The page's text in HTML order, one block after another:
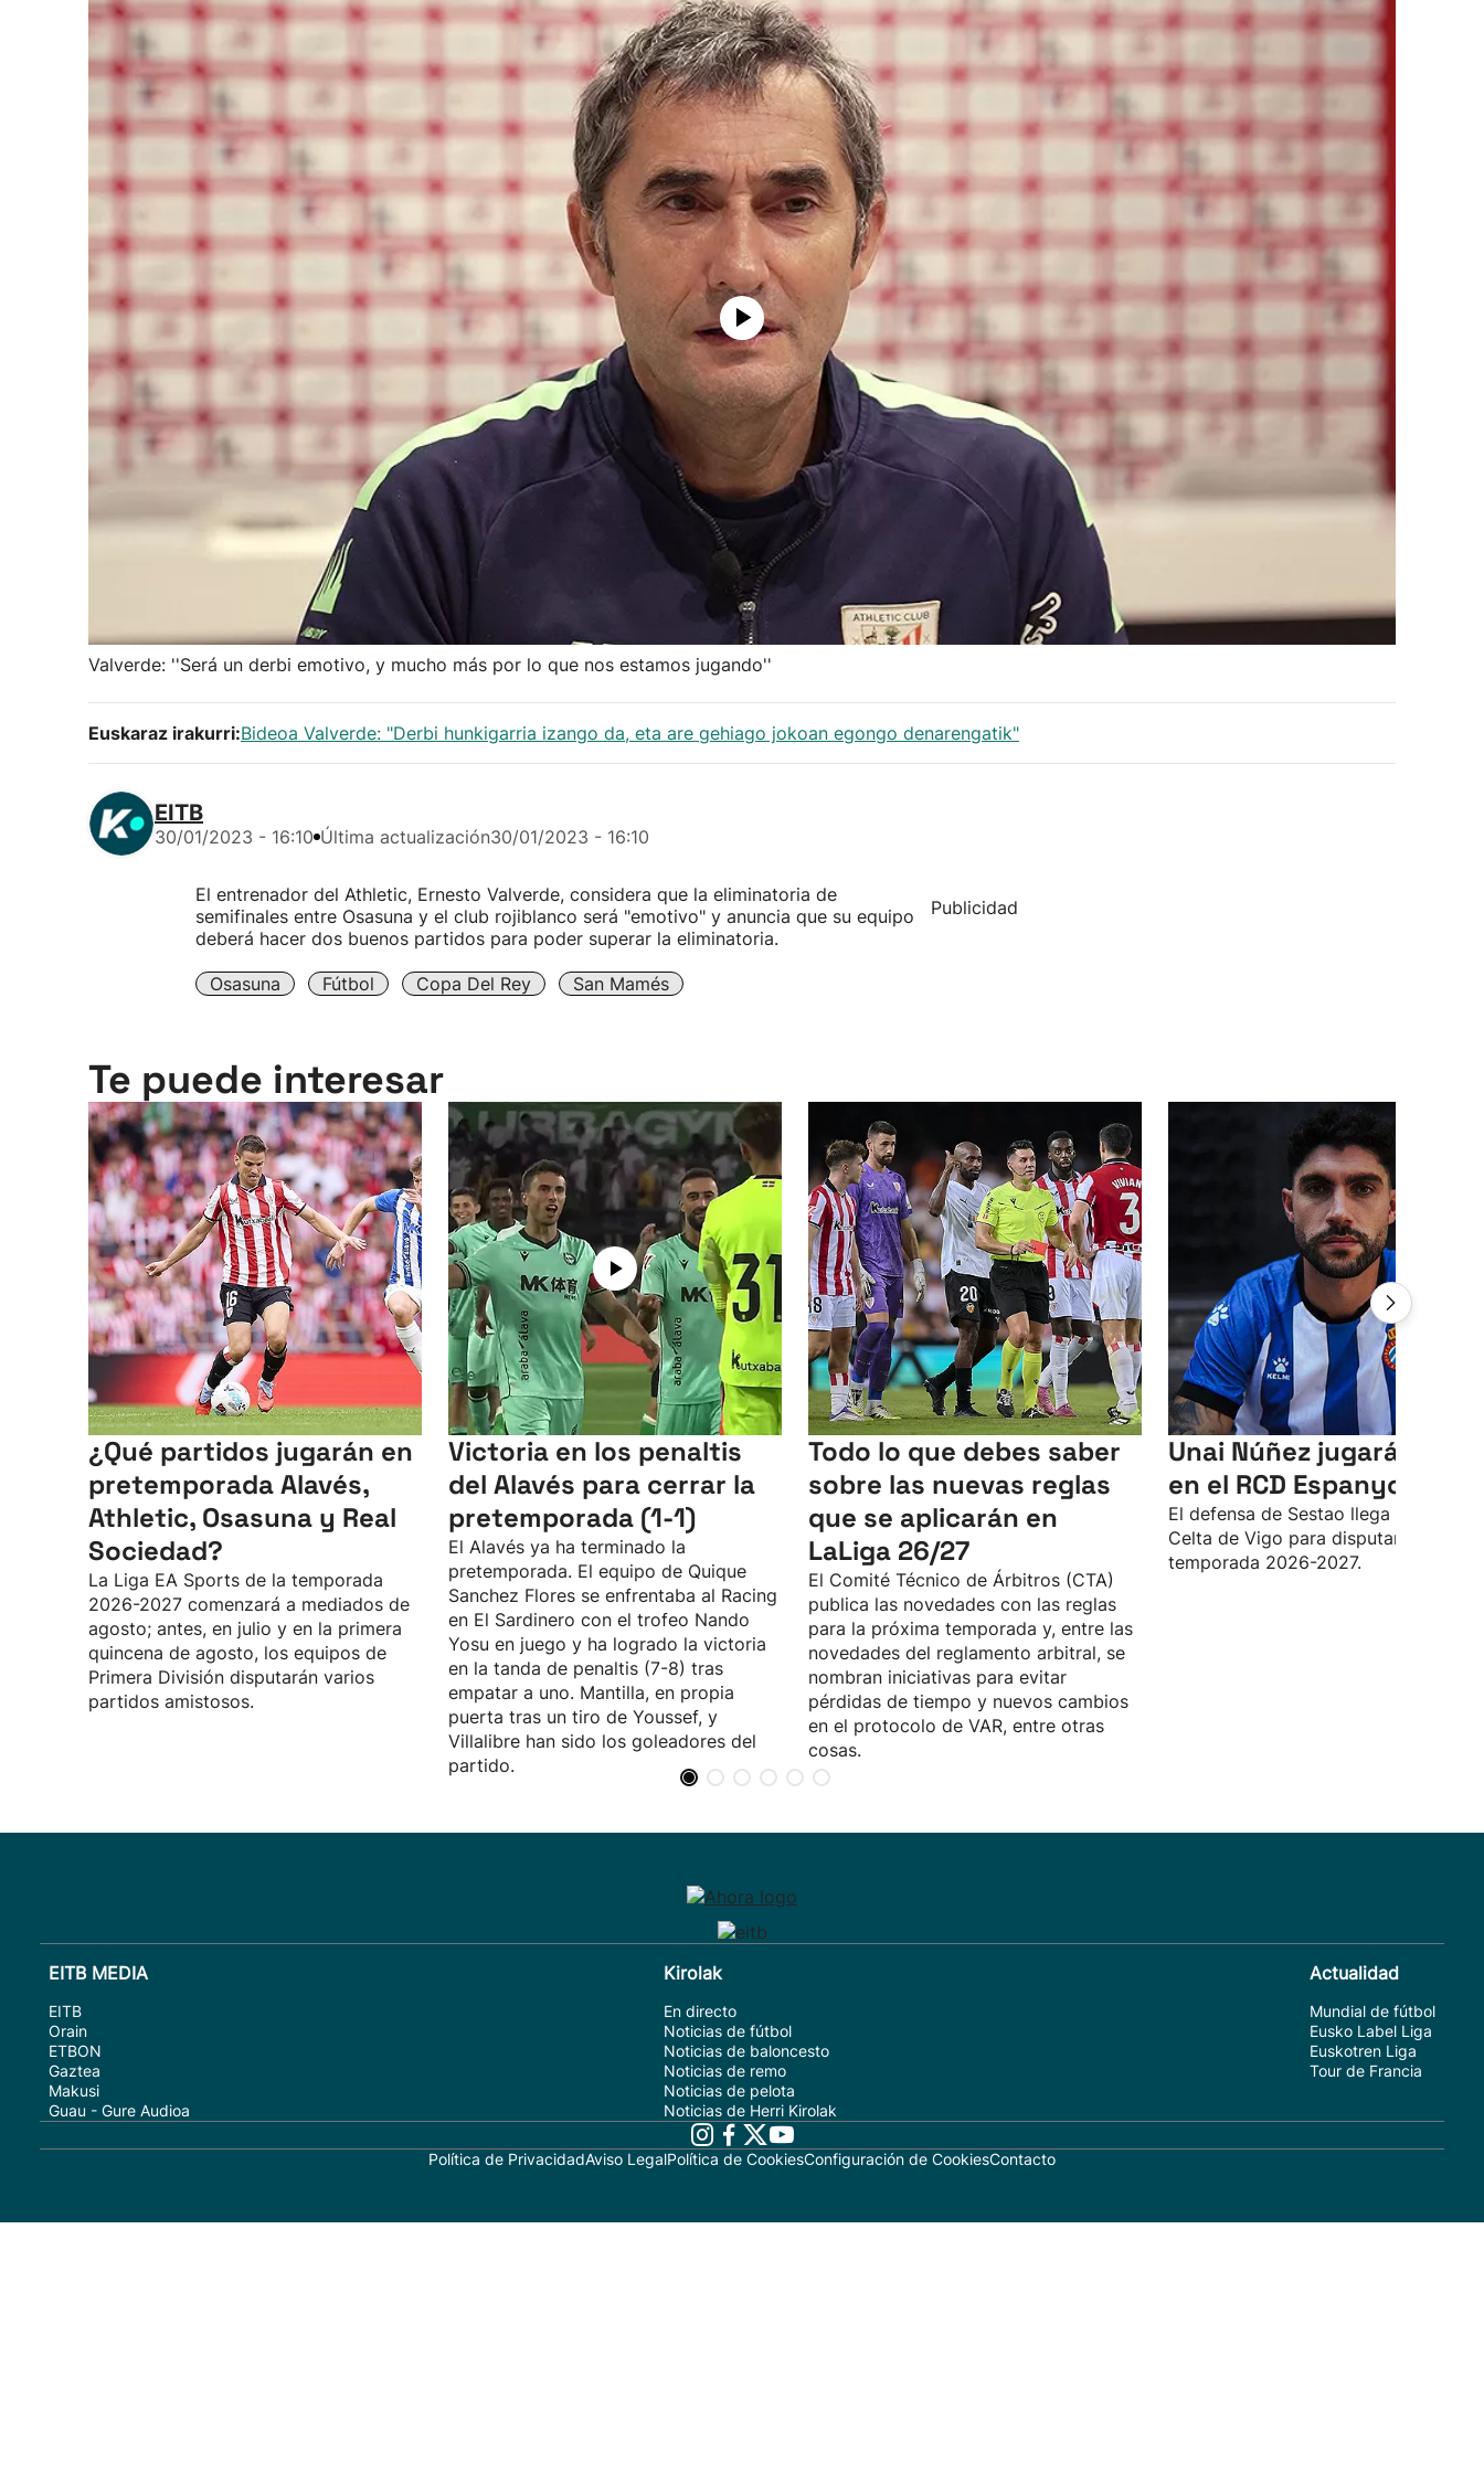
Valverde: ''Será un derbi emotivo, y mucho más por lo que nos estamos jugando''
Euskaraz irakurri:Bideoa Valverde: "Derbi hunkigarria izango da, eta are gehiago jokoan egongo denarengatik"
EITB
30/01/2023 - 16:10 Última actualización30/01/2023 - 16:10
El entrenador del Athletic, Ernesto Valverde, considera que la eliminatoria de
semifinales entre Osasuna y el club rojiblanco será "emotivo" y anuncia que su equipo
deberá hacer dos buenos partidos para poder superar la eliminatoria.
Osasuna Fútbol Copa Del Rey San Mamés
Publicidad
Te puede interesar
¿Qué partidos jugarán en
pretemporada Alavés,
Athletic, Osasuna y Real
Sociedad?
La Liga EA Sports de la temporada
2026-2027 comenzará a mediados de
agosto; antes, en julio y en la primera
quincena de agosto, los equipos de
Primera División disputarán varios
partidos amistosos.
Victoria en los penaltis
del Alavés para cerrar la
pretemporada (1-1)
El Alavés ya ha terminado la
pretemporada. El equipo de Quique
Sanchez Flores se enfrentaba al Racing
en El Sardinero con el trofeo Nando
Yosu en juego y ha logrado la victoria
en la tanda de penaltis (7-8) tras
empatar a uno. Mantilla, en propia
puerta tras un tiro de Youssef, y
Villalibre han sido los goleadores del
partido.
Todo lo que debes saber
sobre las nuevas reglas
que se aplicarán en
LaLiga 26/27
El Comité Técnico de Árbitros (CTA)
publica las novedades con las reglas
para la próxima temporada y, entre las
novedades del reglamento arbitral, se
nombran iniciativas para evitar
pérdidas de tiempo y nuevos cambios
en el protocolo de VAR, entre otras
cosas.
Unai Núñez jugará
en el RCD Espanyol
El defensa de Sestao llega desde el
Celta de Vigo para disputar la
temporada 2026-2027.
EITB MEDIA
EITB
Orain
ETBON
Gaztea
Makusi
Guau - Gure Audioa
Kirolak
En directo
Noticias de fútbol
Noticias de baloncesto
Noticias de remo
Noticias de pelota
Noticias de Herri Kirolak
Actualidad
Mundial de fútbol
Eusko Label Liga
Euskotren Liga
Tour de Francia
Política de PrivacidadAviso LegalPolítica de CookiesConfiguración de CookiesContacto